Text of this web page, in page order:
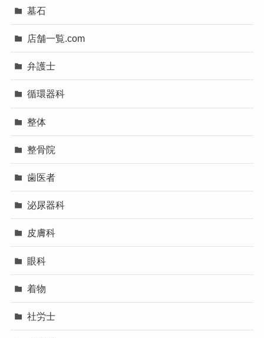
墓石
店舗一覧.com
弁護士
循環器科
整体
整骨院
歯医者
泌尿器科
皮膚科
眼科
着物
社労士